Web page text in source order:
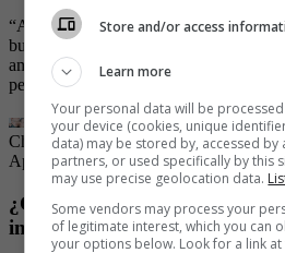
“Al principio, superenamorados;
buen hombre, al inicio muy detallista, y
amor obsesivo lo que él sentía por ella.
perseguía”, aseguró la mujer.
Christian Camilo Rincón y Erikha
Aponte
¿Cómo se enteró Érika de
infiel?
Store and/or access
Learn more
Your personal data will be
your device (cookies, unique
data) may be stored by, accessed by
partners, or used specifically by this
may use precise geolocation data.
Some vendors may process your
of legitimate interest, which you can
your options below. Look for a link